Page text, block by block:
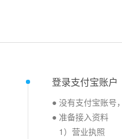
登录支付宝账户
● 没有支付宝账号，
● 准备接入资料
1）营业执照